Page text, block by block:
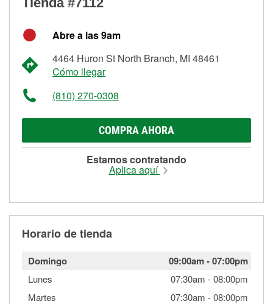
Abre a las 9am
4464 Huron St North Branch, MI 48461
Cómo llegar
(810) 270-0308
COMPRA AHORA
Estamos contratando
Aplica aquí
Horario de tienda
Domingo 09:00am-07:00pm
Lunes 07:30am -08:00pm
Martes
07:30am -08:00pm